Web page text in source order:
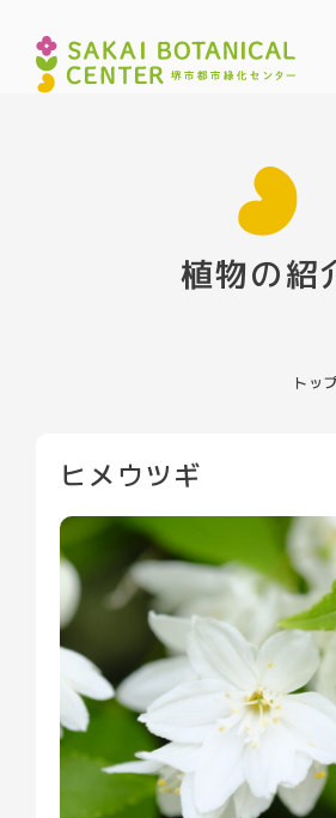
施設の紹介
園内の植物
お知らせ
イベント
よくある質問
植物の紹
トッ
ヒメウツギ